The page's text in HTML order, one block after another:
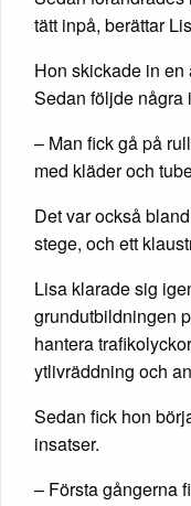
tätt inpå, berättar
Hon skickade in en
Sedan följde några
– Man fick gå på
med kläder och
Det var också
stege, och ett
Lisa klarade sig
grundutbildningen
hantera
ytlivräddning och
Sedan fick hon
insatser.
– Första gångerna